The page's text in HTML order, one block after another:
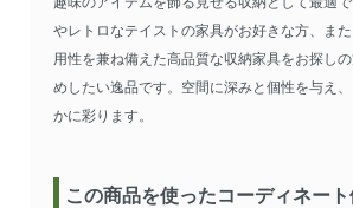
やレトロなテイストの家具がお好きな方、ま
用性を兼ね備えた高品質な収納家具をお探し
めしたい逸品です。空間に深みと個性を与え
かに彩ります。
この商品を使ったコーディネート